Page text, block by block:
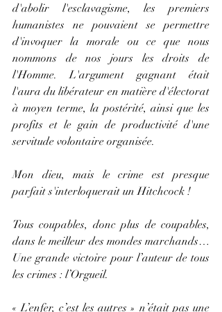
d'abolir l'esclavagisme, les premiers
humanistes ne pouvaient se permettre
d'invoquer la morale ou ce que nous
nommons de nos jours les droits de
l'Homme. L'argument gagnant était
l'aura du libérateur en matière d'électorat
à moyen terme, la postérité, ainsi que les
profits et le gain de productivité d'une
servitude volontaire organisée.
Mon dieu, mais le crime est presque
parfait s'interloquerait un Hitchcock !
Tous coupables, donc plus de coupables,
dans le meilleur des mondes marchands…
Une grande victoire pour l’auteur de tous
les crimes : l’Orgueil.
« L’enfer, c’est les autres » n’était pas une